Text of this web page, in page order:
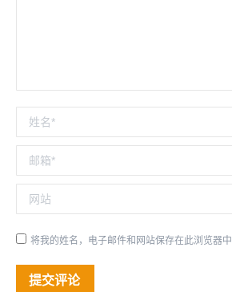
姓名 *
邮箱 *
网站
将我的姓名，电子邮件和网站保存在此浏览器
提交评论